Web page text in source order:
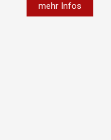
mehr Infos